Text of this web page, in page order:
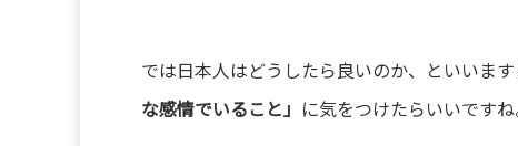
では日本人はどうしたら良いのか、といいま
な感情でいること」 に気をつけたらいいですね